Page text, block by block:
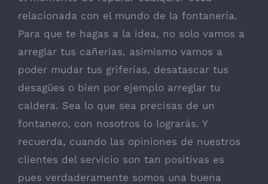
relacionada con el mundo de la fontanería.
Para que te hagas a la idea, no solo vamos a
arreglar tus cañerías, asimismo vamos a
poder mudar tus griferías, desatascar tus
desagües o bien por ejemplo arreglar tu
caldera. Sea lo que sea precisas de un
fontanero, con nosotros lo lograrás. Y
recuerda, cuando las opiniones de nuestros
clientes del servicio son tan positivas es
pues verdaderamente somos una buena